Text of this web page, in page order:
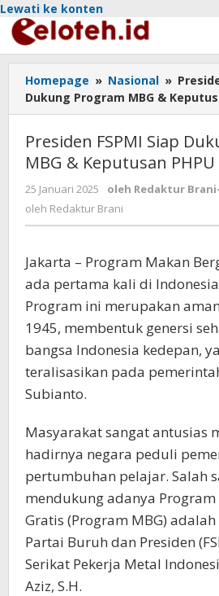
Lewati ke konten
Homepage » Nasional »
Dukung Program MBG &
Presiden FSPMI Siap
MBG & Keputusan PHPU
25 Januari 2025 oleh Redaktur Brani-
oleh Redaktur Brani
Jakarta – Program Makan
ada pertama kali di
Program ini merupakan
1945, membentuk genersi
bangsa Indonesia kedepan,
teralisasikan pada
Subianto.
Masyarakat sangat antusias
hadirnya negara peduli
pertumbuhan pelajar. Salah
mendukung adanya
Gratis (Program MBG)
Partai Buruh dan Presiden
Serikat Pekerja Metal
Aziz, S.H.